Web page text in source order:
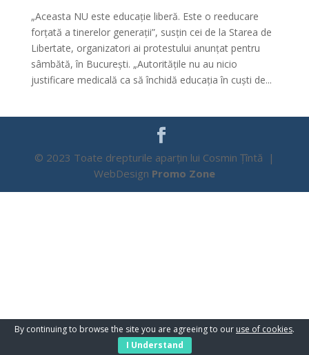
„Aceasta NU este educație liberă. Este o reeducare
forțată a tinerelor generații”, susțin cei de la Starea de
Libertate, organizatori ai protestului anunțat pentru
sâmbătă, în București. „Autoritățile nu au nicio
justificare medicală ca să închidă educația în cuști de...
© 2023 Toate drepturile aparțin lui Cosmin Țîntă |
WebDesign Promo Zone
By continuing to browse the site you are agreeing to our use of cookies.
I Understand